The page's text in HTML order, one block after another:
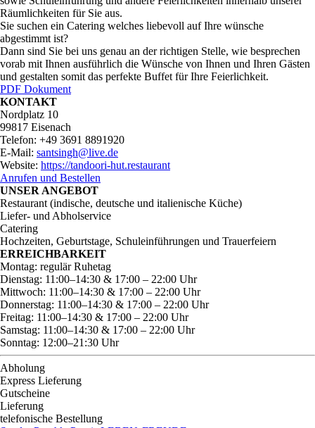
Räumlichkeiten für Sie aus.
Sie suchen ein Catering welches liebevoll auf Ihre wünsche
abgestimmt ist?
Dann sind Sie bei uns genau an der richtigen Stelle, wie besprechen
vorab mit Ihnen ausführlich die Wünsche von Ihnen und Ihren Gästen
und gestalten somit das perfekte Buffet für Ihre Feierlichkeit.
PDF Dokument
KONTAKT
Nordplatz 10
99817 Eisenach
Telefon: +49 3691 8891920
E-Mail: santsingh@live.de
Website: https://tandoori-hut.restaurant
Anrufen und Bestellen
UNSER ANGEBOT
Restaurant (indische, deutsche und italienische Küche)
Liefer- und Abholservice
Catering
Hochzeiten, Geburtstage, Schuleinführungen und Trauerfeiern
ERREICHBARKEIT
Montag: regulär Ruhetag
Dienstag: 11:00–14:30 & 17:00 – 22:00 Uhr
Mittwoch: 11:00–14:30 & 17:00 – 22:00 Uhr
Donnerstag: 11:00–14:30 & 17:00 – 22:00 Uhr
Freitag: 11:00–14:30 & 17:00 – 22:00 Uhr
Samstag: 11:00–14:30 & 17:00 – 22:00 Uhr
Sonntag: 12:00–21:30 Uhr
Abholung
Express Lieferung
Gutscheine
Lieferung
telefonische Bestellung